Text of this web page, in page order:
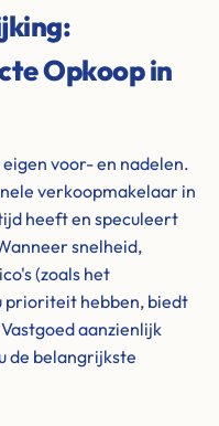
Opkoop in
voor- en nadelen.
verkoopmakelaar in
heeft en speculeert
snelheid,
(zoals het
prioriteit hebben, biedt
aanzienlijk
de belangrijkste